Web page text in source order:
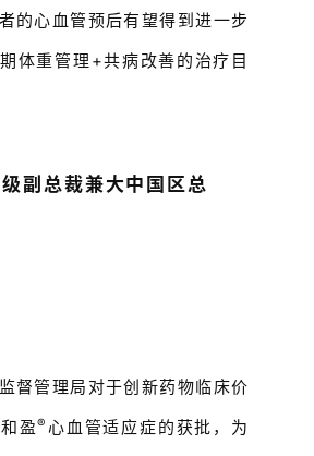
的心血管预后有望得到进一步
体重管理+共病改善的治疗目
副总裁兼大中国区总
督管理局对于创新药物临床价
盈® 心血管适应症的获批，为